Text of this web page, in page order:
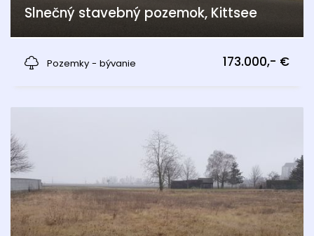
Slnečný stavebný pozemok, Kittsee
Pozemky - bývanie
173.000,- €